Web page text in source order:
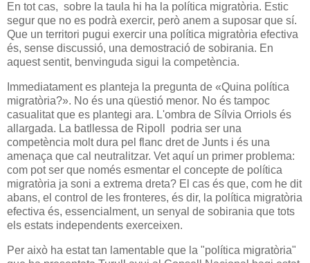
En tot cas, sobre la taula hi ha la política migratòria. Estic
segur que no es podrà exercir, però anem a suposar que sí.
Que un territori pugui exercir una política migratòria efectiva
és, sense discussió, una demostració de sobirania. En
aquest sentit, benvinguda sigui la competència.
Immediatament es planteja la pregunta de «Quina política
migratòria?». No és una qüestió menor. No és tampoc
casualitat que es plantegi ara. L'ombra de Sílvia Orriols és
allargada. La batllessa de Ripoll podria ser una
competència molt dura pel flanc dret de Junts i és una
amenaça que cal neutralitzar. Vet aquí un primer problema:
com pot ser que només esmentar el concepte de política
migratòria ja soni a extrema dreta? El cas és que, com he dit
abans, el control de les fronteres, és dir, la política migratòria
efectiva és, essencialment, un senyal de sobirania que tots
els estats independents exerceixen.
Per això ha estat tan lamentable que la "política migratòria"